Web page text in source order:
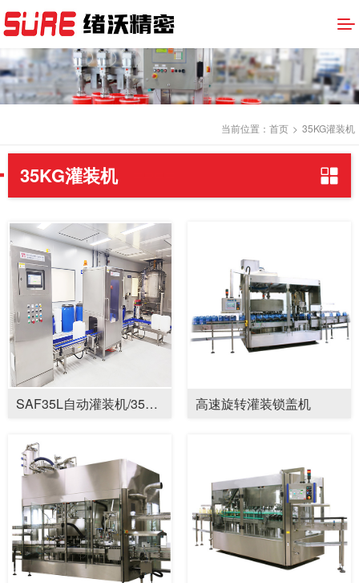
当前位置： 首页 > 35KG灌装机
35KG灌装机
SAF35L自动灌装机/35kg桶灌装机 高速旋转灌装锁盖机